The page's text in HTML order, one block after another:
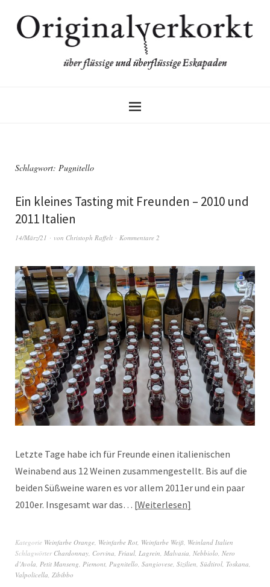
Schlagwort: Pugnitello
Ein kleines Tasting mit Freunden – 2010 und
2011 Italien
14/März/21 von Christoph Raffelt Kommentare 2
Letzte Tage habe ich für Freunde einen italienischen
Weinabend aus 12 Weinen zusammengestellt. Bis auf die
beiden Süßweine waren es vor allem 2011er und ein paar
2010er. Insgesamt war das… Weiterlesen
Kategorie Weinfarbe Orange Weinfarbe Rot Weinfarbe Weiß Weinland Italien
Schlagwörter Chardonnay Corvina Friaul Lagrein Malvasia Nebbiolo Nero
d’Avola Petit Manseng Piemont Pugnitello Sangiovese Sizilien Südtirol Toskana
Valpolicella Zibibbo